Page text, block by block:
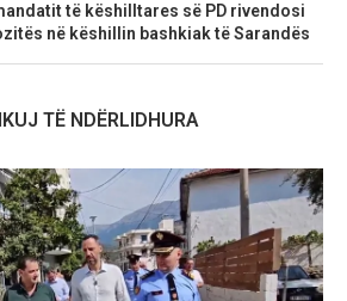
të këshilltares së PD rivendosi
në këshillin bashkiak të Sarandës
TË NDËRLIDHURA